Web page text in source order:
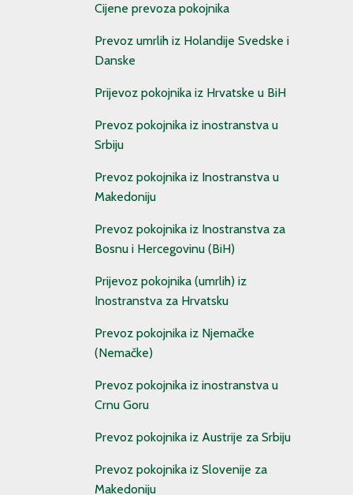
Cijene prevoza pokojnika
Prevoz umrlih iz Holandije Svedske i
Danske
Prijevoz pokojnika iz Hrvatske u BiH
Prevoz pokojnika iz inostranstva u
Srbiju
Prevoz pokojnika iz Inostranstva u
Makedoniju
Prevoz pokojnika iz Inostranstva za
Bosnu i Hercegovinu (BiH)
Prijevoz pokojnika (umrlih) iz
Inostranstva za Hrvatsku
Prevoz pokojnika iz Njemačke
(Nemačke)
Prevoz pokojnika iz inostranstva u
Crnu Goru
Prevoz pokojnika iz Austrije za Srbiju
Prevoz pokojnika iz Slovenije za
Makedoniju